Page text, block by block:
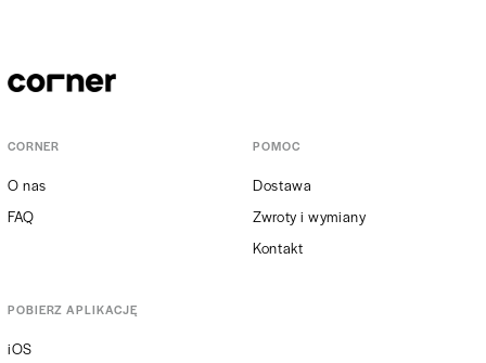
CORNER
O nas
FAQ
POMOC
Dostawa
Zwroty i wymiany
Kontakt
POBIERZ APLIKACJĘ
iOS